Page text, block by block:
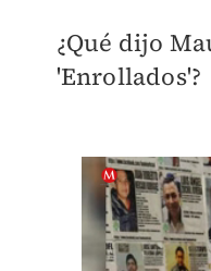
¿Qué dijo
'Enrollados'?